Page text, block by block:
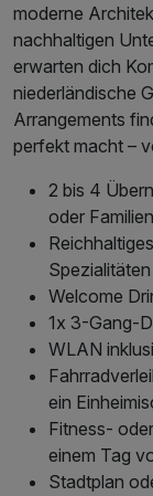
moderne
nachhaltigen
erwarten dich
niederländische
Arrangements
perfekt macht –
2 bis 4
oder
Spezialitäten
Welcome
1x 3-Gang-
WLAN
ein
Fitness-
einem Tag
Stadtplan